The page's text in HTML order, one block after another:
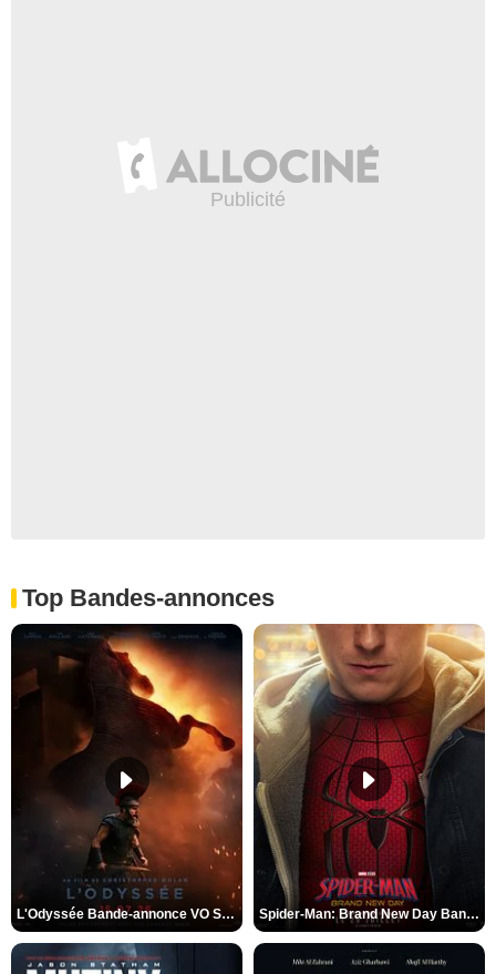
Top Bandes-annonces
L'Odyssée Bande-annonce VO STFR Spider-Man: Brand New Day Bande-annonce VO STFR